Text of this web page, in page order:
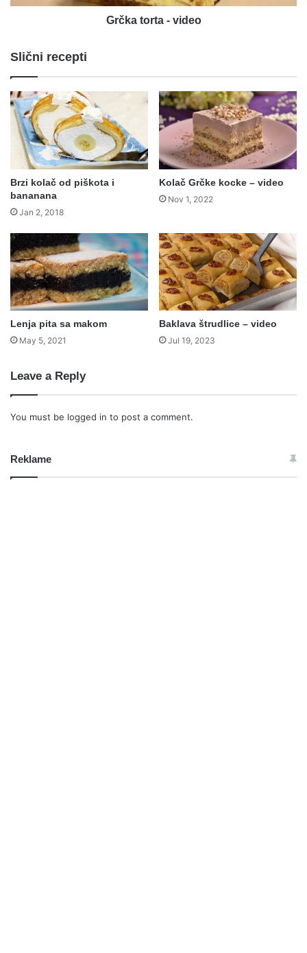
Grčka torta - video
Slični recepti
Brzi kolač od piškota i
bananana
Jan 2, 2018
Kolač Grčke kocke – video
Nov 1, 2022
Lenja pita sa makom
May 5, 2021
Baklava štrudlice – video
Jul 19, 2023
Leave a Reply
You must be logged in to post a comment.
Reklame